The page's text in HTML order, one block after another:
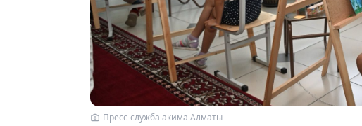
Пресс-служба акима Алматы